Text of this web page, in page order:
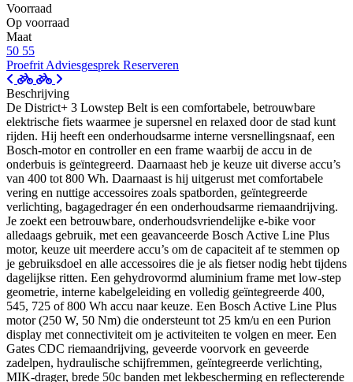
Voorraad
Op voorraad
Maat
50 55
Proefrit Adviesgesprek Reserveren
Beschrijving
De District+ 3 Lowstep Belt is een comfortabele, betrouwbare
elektrische fiets waarmee je supersnel en relaxed door de stad kunt
rijden. Hij heeft een onderhoudsarme interne versnellingsnaaf, een
Bosch-motor en controller en een frame waarbij de accu in de
onderbuis is geïntegreerd. Daarnaast heb je keuze uit diverse accu’s
van 400 tot 800 Wh. Daarnaast is hij uitgerust met comfortabele
vering en nuttige accessoires zoals spatborden, geïntegreerde
verlichting, bagagedrager én een onderhoudsarme riemaandrijving.
Je zoekt een betrouwbare, onderhoudsvriendelijke e-bike voor
alledaags gebruik, met een geavanceerde Bosch Active Line Plus
motor, keuze uit meerdere accu’s om de capaciteit af te stemmen op
je gebruiksdoel en alle accessoires die je als fietser nodig hebt tijdens
dagelijkse ritten. Een gehydrovormd aluminium frame met low-step
geometrie, interne kabelgeleiding en volledig geïntegreerde 400,
545, 725 of 800 Wh accu naar keuze. Een Bosch Active Line Plus
motor (250 W, 50 Nm) die ondersteunt tot 25 km/u en een Purion
display met connectiviteit om je activiteiten te volgen en meer. Een
Gates CDC riemaandrijving, geveerde voorvork en geveerde
zadelpen, hydraulische schijfremmen, geïntegreerde verlichting,
MIK-drager, brede 50c banden met lekbescherming en reflecterende